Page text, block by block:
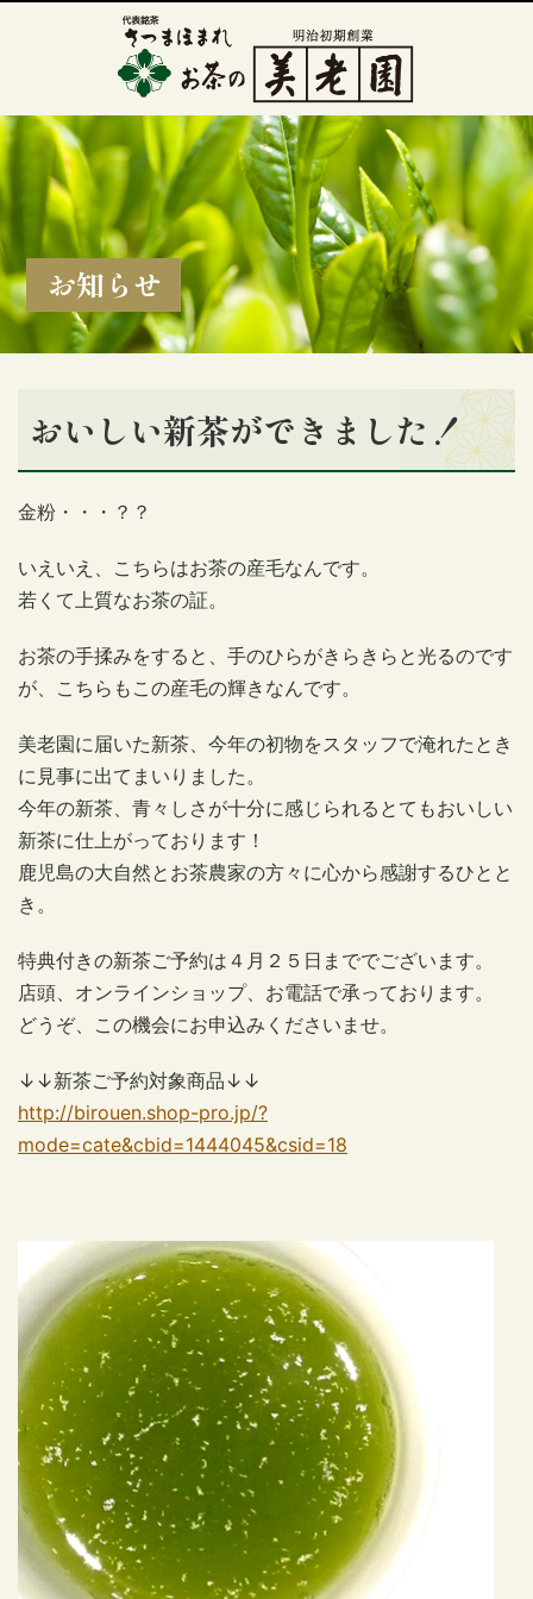
お知らせ
おいしい新茶ができました！
金粉・・・？？
いえいえ、こちらはお茶の産毛なんです。
若くて上質なお茶の証。
お茶の手揉みをすると、手のひらがきらきらと光るのです
が、こちらもこの産毛の輝きなんです。
美老園に届いた新茶、今年の初物をスタッフで淹れたとき
に見事に出てまいりました。
今年の新茶、青々しさが十分に感じられるとてもおいしい
新茶に仕上がっております！
鹿児島の大自然とお茶農家の方々に心から感謝するひとと
き。
特典付きの新茶ご予約は４月２５日まででございます。
店頭、オンラインショップ、お電話で承っております。
どうぞ、この機会にお申込みくださいませ。
↓↓新茶ご予約対象商品↓↓
http://birouen.shop-pro.jp/?
mode=cate&cbid=1444045&csid=18